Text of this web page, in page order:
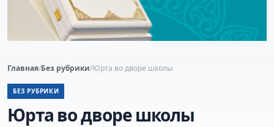
Главная/Без рубрики/Юрта во дворе школы
БЕЗ РУБРИКИ
Юрта во дворе школы